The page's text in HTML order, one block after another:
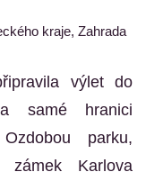
kraje,Zahrada
výlet do
samé hranici
parku,
Karlova